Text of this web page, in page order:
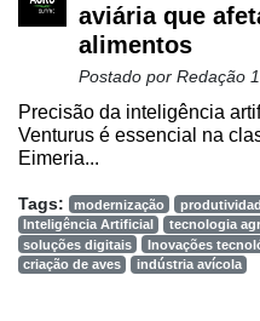
aviária que
alimentos
Postado por Redação
Precisão da inteligência
Venturus é essencial na
Eimeria...
Tags: modernização
Inteligência Artificial
tecnologia
soluções digitais
Inovações
criação de aves
indústria avícola